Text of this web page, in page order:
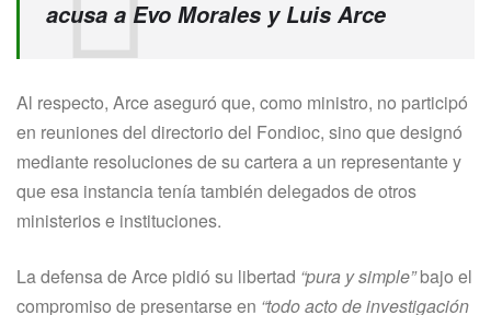
acusa a Evo Morales y Luis Arce
Al respecto, Arce aseguró que, como ministro, no participó
en reuniones del directorio del Fondioc, sino que designó
mediante resoluciones de su cartera a un representante y
que esa instancia tenía también delegados de otros
ministerios e instituciones.
La defensa de Arce pidió su libertad “pura y simple”bajo el
compromiso de presentarse en “todo acto de investigación